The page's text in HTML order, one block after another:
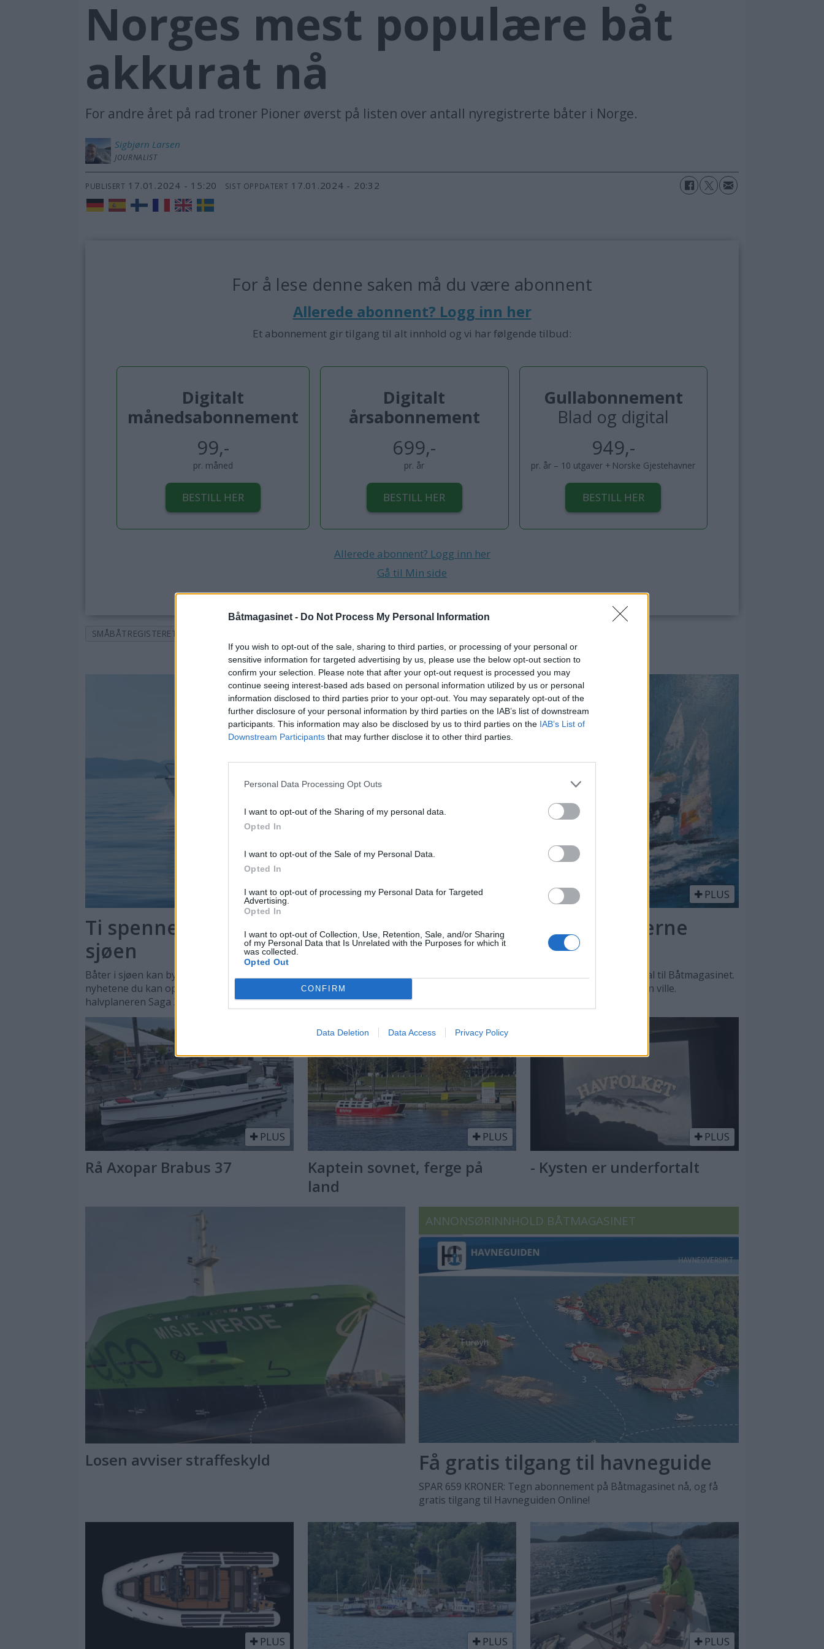
Båtmagasinet - Do Not Process My Personal Information
If you wish to opt-out of the sale, sharing to third parties, or processing of your personal or
sensitive information for targeted advertising by us, please use the below opt-out section to
confirm your selection. Please note that after your opt-out request is processed you may
continue seeing interest-based ads based on personal information utilized by us or personal
information disclosed to third parties prior to your opt-out. You may separately opt-out of the
further disclosure of your personal information by third parties on the IAB’s list of downstream
participants. This information may also be disclosed by us to third parties on the IAB’s List of
Downstream Participants that may further disclose it to other third parties.
Personal Data Processing Opt Outs
I want to opt-out of the Sharing of my personal data.
Opted In
I want to opt-out of the Sale of my Personal Data.
Opted In
I want to opt-out of processing my Personal Data for Targeted
Advertising.
Opted In
I want to opt-out of Collection, Use, Retention, Sale, and/or Sharing
of my Personal Data that Is Unrelated with the Purposes for which it
was collected.
Opted Out
CONFIRM
Data Deletion Data Access Privacy Policy
Norges mest populære båt
akkurat nå
For andre året på rad troner Pioner øverst på listen over antall nyregistrerte båter i Norge.
Sigbjørn Larsen
JOURNALIST
PUBLISERT 17.01.2024 - 15:20 SIST OPPDATERT 17.01.2024 - 20:32
For å lese denne saken må du være abonnent
Allerede abonnent? Logg inn her
Et abonnement gir tilgang til alt innhold og vi har følgende tilbud:
Digitalt
månedsabonnement
99,-
pr. måned
BESTILL HER
Digitalt
årsabonnement
699,-
pr. år
BESTILL HER
Gullabonnement
Blad og digital
949,-
pr. år – 10 utgaver + Norske Gjestehavner
BESTILL HER
Allerede abonnent? Logg inn her
Gå til Min side
SMÅBÅTREGISTERET
Ti spennende nyheter på Båter i
sjøen
Båter i sjøen kan by på en rekke store og små nyheter i år. Blant
nyhetene du kan oppleve er daycruiseren Askeladden Fenix 66BR og
halvplaneren Saga 355.
PLUS
Lars O. Nordal - en moderne
marinemaler
– Båter og Risør hører sammen, sier Lars O. Nordal til Båtmagasinet.
Faren rådet ham til å ta NTH, men det var male han ville.
PLUS
Rå Axopar Brabus 37
PLUS
Kaptein sovnet, ferge på
land
PLUS
- Kysten er underfortalt
Losen avviser straffeskyld
ANNONSØRINNHOLD BÅTMAGASINET
Få gratis tilgang til havneguide
SPAR 659 KRONER: Tegn abonnement på Båtmagasinet nå, og få
gratis tilgang til Havneguiden Online!
PLUS PLUS PLUS